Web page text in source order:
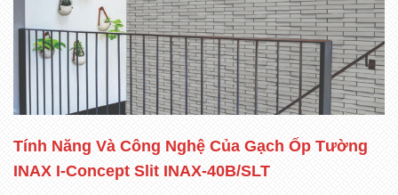
Tính Năng Và Công Nghệ Của Gạch Ốp Tường
INAX I-Concept Slit INAX-40B/SLT